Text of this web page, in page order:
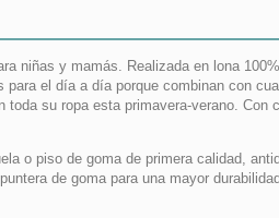
niñas y mamás. Realizada en lona
el día a día porque combinan con
su ropa esta primavera-verano. Con
o piso de goma de primera calidad,
de goma para una mayor